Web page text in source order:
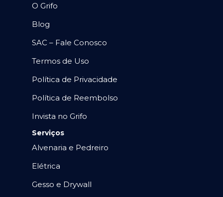
O Grifo
Blog
SAC – Fale Conosco
Termos de Uso
Política de Privacidade
Política de Reembolso
Invista no Grifo
Serviços
Alvenaria e Pedreiro
Elétrica
Gesso e Drywall